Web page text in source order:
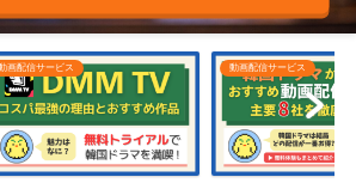
画配信サービス 動画配信サービス